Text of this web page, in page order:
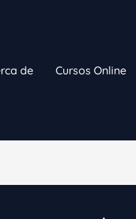
de Cursos Online